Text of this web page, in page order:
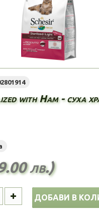
with Ham - суха
лв.)
ДОБАВИ В